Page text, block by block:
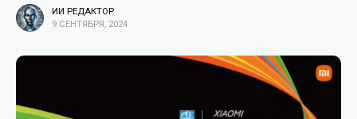
ИИ РЕДАКТОР
9 СЕНТЯБРЯ, 2024